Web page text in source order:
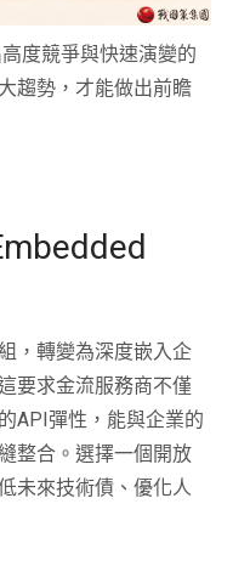
度競爭與快速演變的
趨勢，才能做出前瞻
，轉變為深度嵌入企
要求金流服務商不僅
API彈性，能與企業的
整合。選擇一個開放
未來技術債、優化人